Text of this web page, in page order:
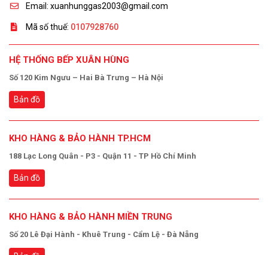
Email: xuanhunggas2003@gmail.com
Mã số thuế: 0107928760
HỆ THỐNG BẾP XUÂN HÙNG
Số 120 Kim Ngưu – Hai Bà Trưng – Hà Nội
Bản đồ
KHO HÀNG & BẢO HÀNH TP.HCM
188 Lạc Long Quân - P3 - Quận 11 - TP Hồ Chí Minh
Bản đồ
KHO HÀNG & BẢO HÀNH MIỀN TRUNG
Số 20 Lê Đại Hành - Khuê Trung - Cẩm Lệ - Đà Nẵng